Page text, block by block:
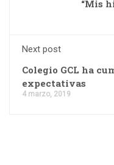
“Mis
Next post
Colegio GCL ha
expectativas
4 marzo, 2019